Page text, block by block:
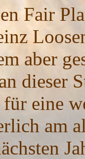
Fair
aber
dieser
eine
am